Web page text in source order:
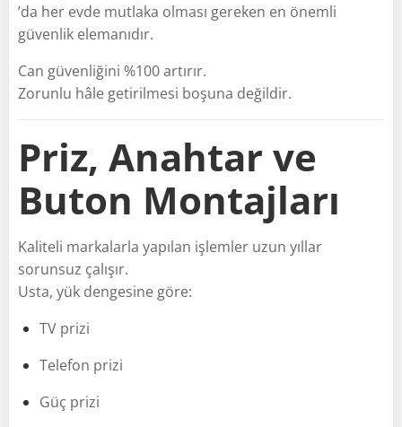
’da her evde mutlaka olması gereken en önemli
güvenlik elemanıdır.
Can güvenliğini %100 artırır.
Zorunlu hâle getirilmesi boşuna değildir.
Priz, Anahtar ve
Buton Montajları
Kaliteli markalarla yapılan işlemler uzun yıllar
sorunsuz çalışır.
Usta, yük dengesine göre:
TV prizi
Telefon prizi
Güç prizi